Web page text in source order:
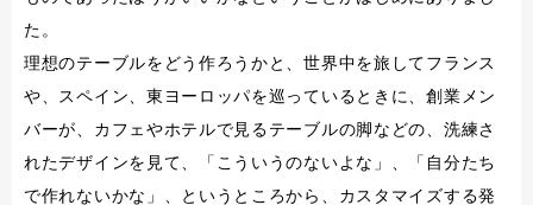
た。
理想のテーブルをどう作ろうかと、世界中を旅してフランス
や、スペイン、東ヨーロッパを巡っているときに、創業メン
バーが、カフェやホテルで見るテーブルの脚などの、洗練さ
れたデザインを見て、「こういうのないよな」、「自分たち
で作れないかな」、というところから、カスタマイズする発